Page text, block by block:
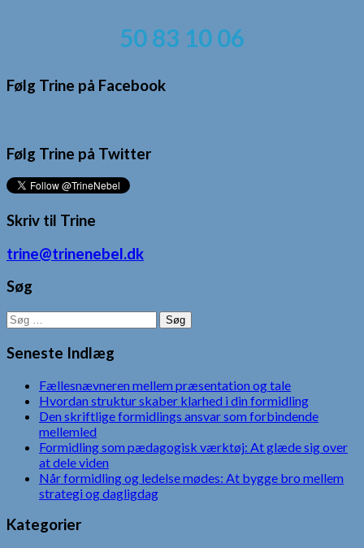
50 83 10 06
Følg Trine på Facebook
Følg Trine på Twitter
Skriv til Trine
trine@trinenebel.dk
Søg
Søg
efter:
Seneste Indlæg
Fællesnævneren mellem præsentation og tale
Hvordan struktur skaber klarhed i din formidling
Den skriftlige formidlings ansvar som forbindende
mellemled
Formidling som pædagogisk værktøj: At glæde sig over
at dele viden
Når formidling og ledelse mødes: At bygge bro mellem
strategi og dagligdag
Kategorier